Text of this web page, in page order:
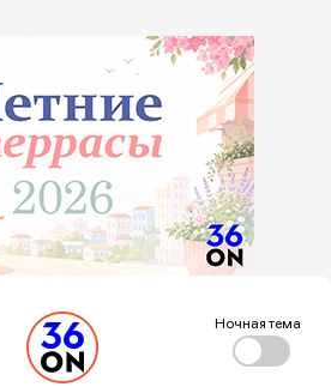
Ночная тема